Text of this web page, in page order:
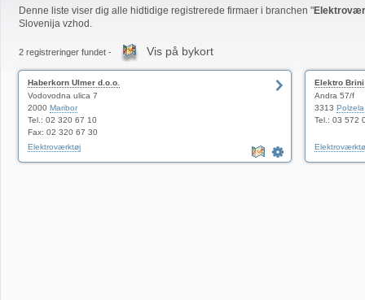
Denne liste viser dig alle hidtidige registrerede firmaer i branchen "
Slovenija vzhod.
2 registreringer fundet - Vis på bykort
Haberkorn Ulmer d.o.o.
Vodovodna ulica 7
2000 Maribor
Tel.: 02 320 67 10
Fax: 02 320 67 30
Elektroværktøj
Elektro Brini
Andra 57/f
3313 Polzela
Tel.: 03 572